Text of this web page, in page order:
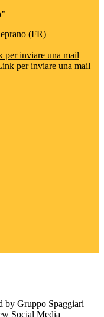
(FR)
per inviare una mail
per inviare una mail
by Gruppo Spaggiari
Social Media